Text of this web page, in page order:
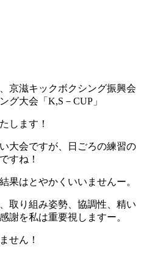
京滋キックボクシング振興会
グ大会「K,S－CUP」
します！
大会ですが、日ごろの練習の
すね！
果はとやかくいいませんー。
取り組み姿勢、協調性、精い
謝を私は重要視しますー。
せん！